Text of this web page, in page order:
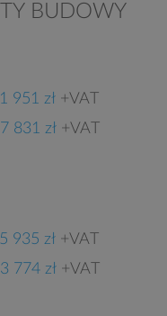
BUDOWY
951 zł +VAT
831 zł +VAT
935 zł +VAT
774 zł +VAT